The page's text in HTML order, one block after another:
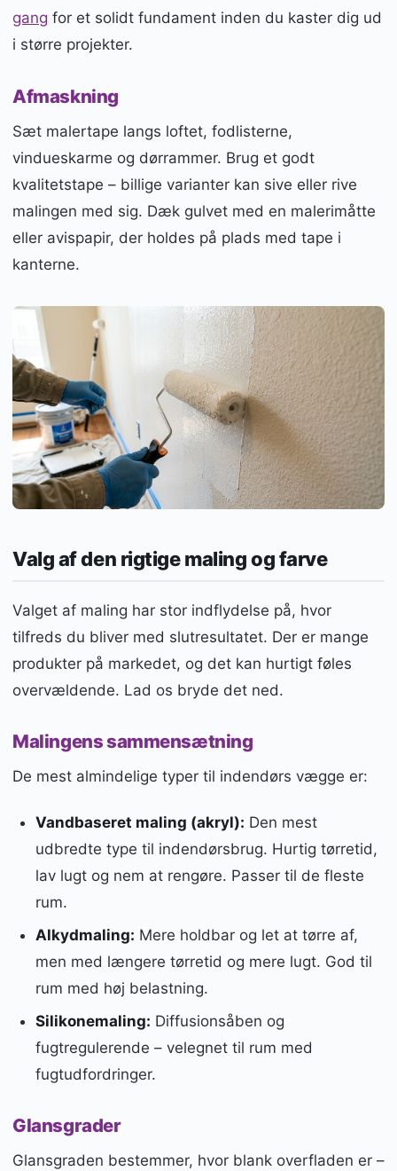
gang for et solidt fundament inden du kaster dig ud
i større projekter.
Afmaskning
Sæt malertape langs loftet, fodlisterne,
vindueskarme og dørrammer. Brug et godt
kvalitetstape – billige varianter kan sive eller rive
malingen med sig. Dæk gulvet med en malerimåtte
eller avispapir, der holdes på plads med tape i
kanterne.
Valg af den rigtige maling og farve
Valget af maling har stor indflydelse på, hvor
tilfreds du bliver med slutresultatet. Der er mange
produkter på markedet, og det kan hurtigt føles
overvældende. Lad os bryde det ned.
Malingens sammensætning
De mest almindelige typer til indendørs vægge er:
Vandbaseret maling (akryl): Den mest
udbredte type til indendørsbrug. Hurtig tørretid,
lav lugt og nem at rengøre. Passer til de fleste
rum.
Alkydmaling: Mere holdbar og let at tørre af,
men med længere tørretid og mere lugt. God til
rum med høj belastning.
Silikonemaling: Diffusionsåben og
fugtregulerende – velegnet til rum med
fugtudfordringer.
Glansgrader
Glansgraden bestemmer, hvor blank overfladen er –